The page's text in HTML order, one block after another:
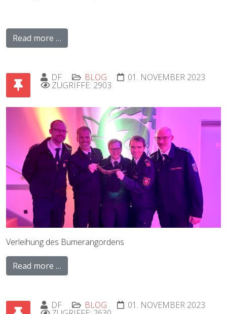
Read more …
DF BLOG 01. NOVEMBER 2023
ZUGRIFFE: 2903
Verleihung des Bumerangordens
Read more …
DF BLOG 01. NOVEMBER 2023